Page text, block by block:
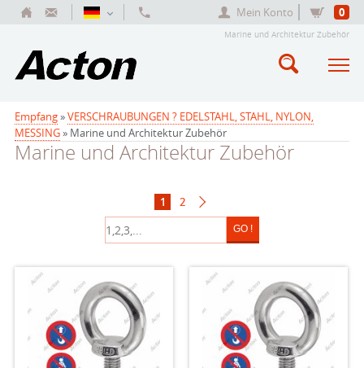
Mein Konto 0
Marine und Architektur Zubehör
Empfang»VERSCHRAUBUNGEN ? EDELSTAHL, STAHL, NYLON,
MESSING» Marine und Architektur Zubehör
Marine und Architektur Zubehör
1 2
GO !